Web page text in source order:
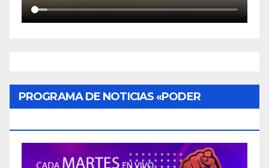
PROGRAMA DE NOTICIAS «PODER